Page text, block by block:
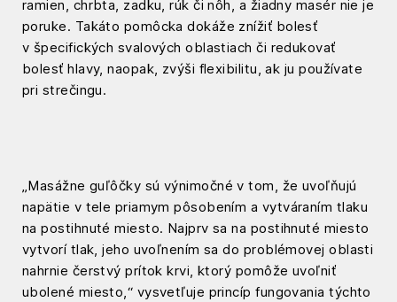
ramien, chrbta, zadku, rúk či nôh, a žiadny masér nie je
poruke. Takáto pomôcka dokáže znížiť bolesť
v špecifických svalových oblastiach či redukovať
bolesť hlavy, naopak, zvýši flexibilitu, ak ju používate
pri strečingu.
„Masážne guľôčky sú výnimočné v tom, že uvoľňujú
napätie v tele priamym pôsobením a vytváraním tlaku
na postihnuté miesto. Najprv sa na postihnuté miesto
vytvorí tlak, jeho uvoľnením sa do problémovej oblasti
nahrnie čerstvý prítok krvi, ktorý pomôže uvoľniť
ubolené miesto,“ vysvetľuje princíp fungovania týchto